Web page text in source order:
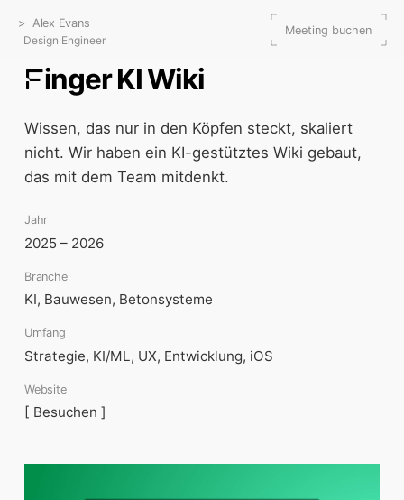
> Alex Evans
Design Engineer
Meeting buchen
Finger KI Wiki
Wissen, das nur in den Köpfen steckt, skaliert
nicht. Wir haben ein KI-gestütztes Wiki gebaut,
das mit dem Team mitdenkt.
Jahr
2025 – 2026
Branche
KI, Bauwesen, Betonsysteme
Umfang
Strategie, KI/ML, UX, Entwicklung, iOS
Website
[ Besuchen ]